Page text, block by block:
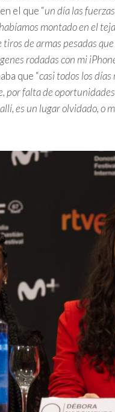
el que “un día las
montado en el
de armas pesadas
rodadas con mi
que “casi todos los
por falta de
es un lugar olvidado, o